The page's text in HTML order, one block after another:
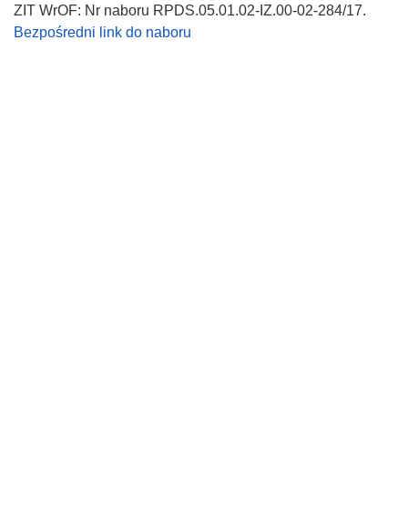
ZIT WrOF: Nr naboru RPDS.05.01.02-IZ.00-02-284/17.
Bezpośredni link do naboru